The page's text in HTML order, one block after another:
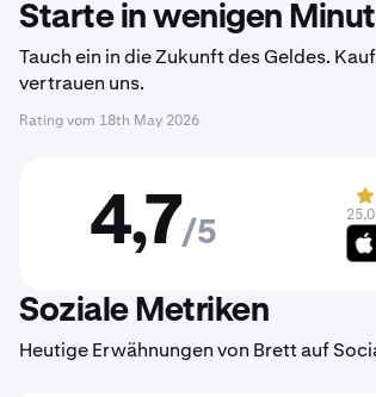
Starte in wenigen
Tauch ein in die Zukunft des Geldes.
vertrauen uns.
Rating vom 18th May 2026
4,7/5
Soziale Metriken
Heutige Erwähnungen von Brett auf